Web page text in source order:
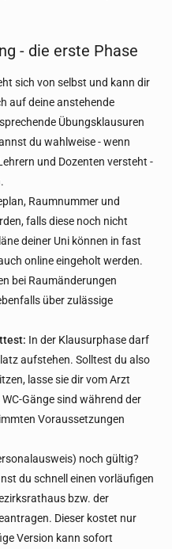
- die erste Phase
sich von selbst und kann dir
auf deine anstehende
Übungsklausuren
du wahlweise - wenn
und Dozenten versteht -
Raumnummer und
falls diese noch nicht
deiner Uni können in fast
online eingeholt werden.
bei Raumänderungen
über zulässige
In der Klausurphase darf
aufstehen. Solltest du also
lasse sie dir vom Arzt
Gänge sind während der
Voraussetzungen
noch gültig?
du schnell einen vorläufigen
bzw. der
Dieser kostet nur
Version kann sofort